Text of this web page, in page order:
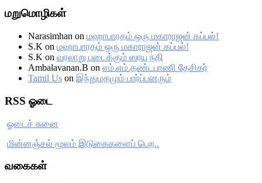
மறுமொழிகள்
Narasimhan on மஹாபாரதம் ஒரு மகாராஜன் கப்பல்!
S.K on மஹாபாரதம் ஒரு மகாராஜன் கப்பல்!
S.K on வரலாறு படைக்கும் ஸரயு நதி
Ambalavanan.B on எம்.எம்.தண்டபாணி தேசிகர்
Tamil Us on இந்துமதமும் பார்ப்பனரும்
RSS ஓடை
ஓடைச் சுனை
மின்னஞ்சல் மூலம் இடுகைகளைப் பெற..
வகைகள்